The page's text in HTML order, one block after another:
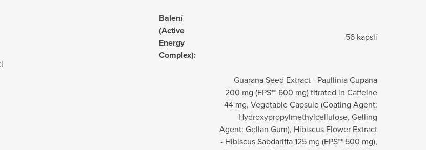
Balení
(Active
Energy
Complex):
56 kapslí
Guarana Seed Extract - Paullinia Cupana
200 mg (EPS** 600 mg) titrated in Caffeine
44 mg, Vegetable Capsule (Coating Agent:
Hydroxypropylmethylcellulose, Gelling
Agent: Gellan Gum), Hibiscus Flower Extract
- Hibiscus Sabdariffa 125 mg (EPS** 500 mg),